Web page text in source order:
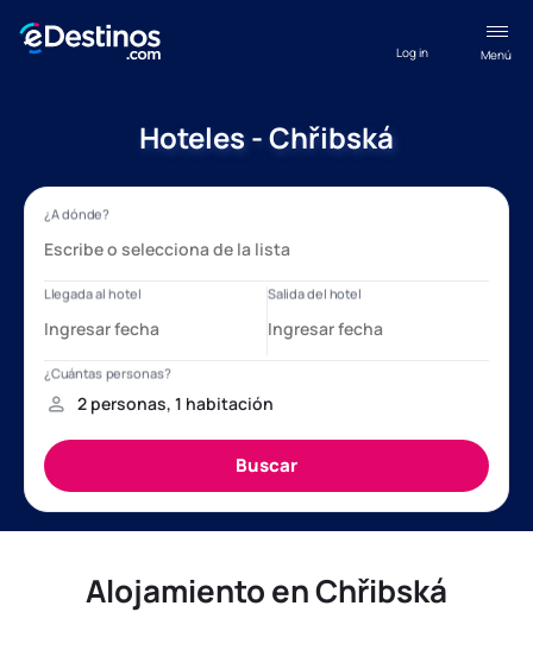
Menú
Log in
Hoteles - Chřibská
Alojamiento en Chřibská